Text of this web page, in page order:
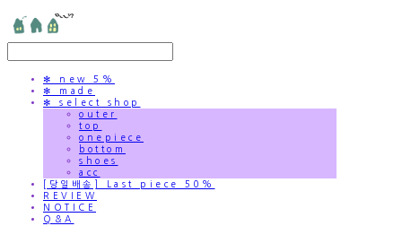
✻ new 5%
✻ made
✻ select shop
outer
top
onepiece
bottom
shoes
acc
[당일배송] Last piece 50%
REVIEW
NOTICE
Q&A